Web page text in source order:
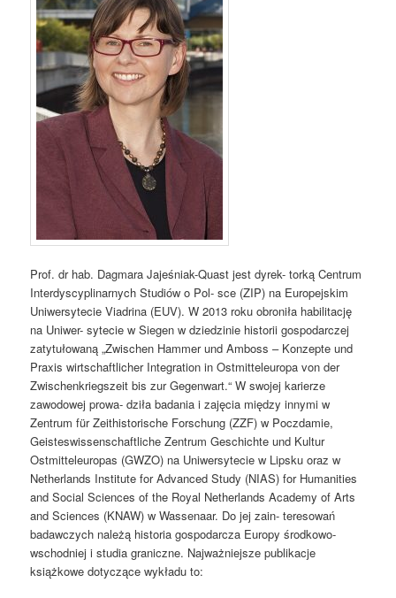
Prof. dr hab. Dagmara Jajeśniak-Quast jest dyrek- torką Centrum
Interdyscyplinarnych Studiów o Pol- sce (ZIP) na Europejskim
Uniwersytecie Viadrina (EUV). W 2013 roku obroniła habilitację
na Uniwer- sytecie w Siegen w dziedzinie historii gospodarczej
zatytułowaną „Zwischen Hammer und Amboss – Konzepte und
Praxis wirtschaftlicher Integration in Ostmitteleuropa von der
Zwischenkriegszeit bis zur Gegenwart.“ W swojej karierze
zawodowej prowa- dziła badania i zajęcia między innymi w
Zentrum für Zeithistorische Forschung (ZZF) w Poczdamie,
Geisteswissenschaftliche Zentrum Geschichte und Kultur
Ostmitteleuropas (GWZO) na Uniwersytecie w Lipsku oraz w
Netherlands Institute for Advanced Study (NIAS) for Humanities
and Social Sciences of the Royal Netherlands Academy of Arts
and Sciences (KNAW) w Wassenaar. Do jej zain- teresowań
badawczych należą historia gospodarcza Europy środkowo-
wschodniej i studia graniczne. Najważniejsze publikacje
książkowe dotyczące wykładu to: